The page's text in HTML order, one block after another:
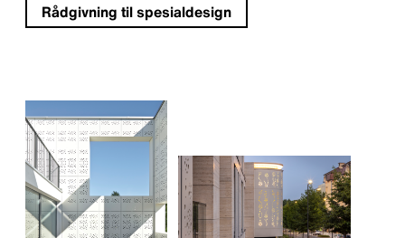
Rådgivning til spesialdesign